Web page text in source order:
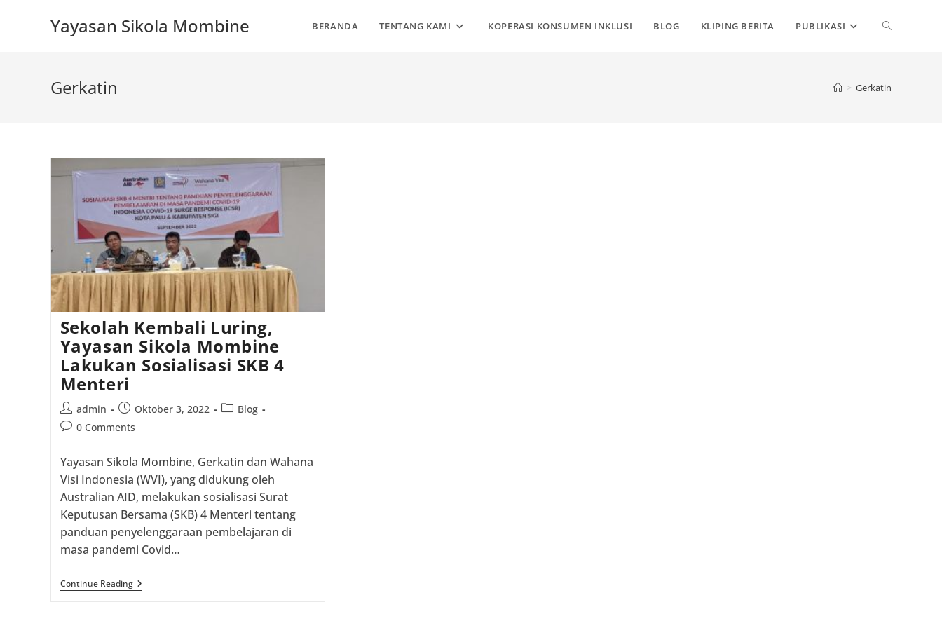
Yayasan Sikola Mombine BERANDA TENTANG KAMI KOPERASI KONSUMEN INKLUSI BLOG KLIPING BERITA PUBLIKASI TOGGLE
Gerkatin > Gerkatin
Sekolah Kembali Luring,
Yayasan Sikola Mombine
Lakukan Sosialisasi SKB 4
Menteri
Post
author:
admin
Post
published:
Oktober 3, 2022
PostBlog
Post0 Comments
Yayasan Sikola Mombine, Gerkatin dan Wahana
Visi Indonesia (WVI), yang didukung oleh
Australian AID, melakukan sosialisasi Surat
Keputusan Bersama (SKB) 4 Menteri tentang
panduan penyelenggaraan pembelajaran di
masa pandemi Covid…
Continue ReadingSekolah
Kembali